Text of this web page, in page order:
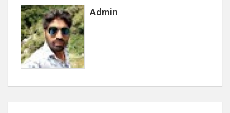
o
o
k
A
p
p
Admin